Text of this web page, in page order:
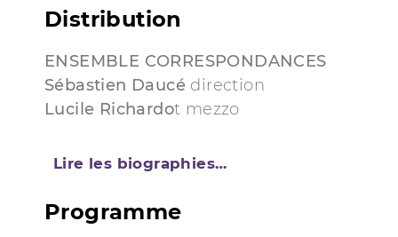
Distribution
ENSEMBLE CORRESPONDANCES
Sébastien Daucé direction
Lucile Richardot mezzo
Lire les biographies…
Programme